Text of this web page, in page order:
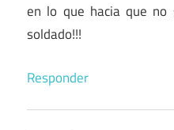
en lo que hacia que
soldado!!!
Responder